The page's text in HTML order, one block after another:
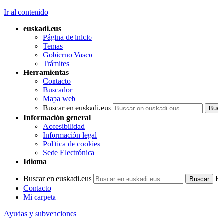
Ir al contenido
euskadi.eus
Página de inicio
Temas
Gobierno Vasco
Trámites
Herramientas
Contacto
Buscador
Mapa web
Buscar en euskadi.eus
Información general
Accesibilidad
Información legal
Política de cookies
Sede Electrónica
Idioma
Buscar en euskadi.eus
Contacto
Mi carpeta
Ayudas y subvenciones